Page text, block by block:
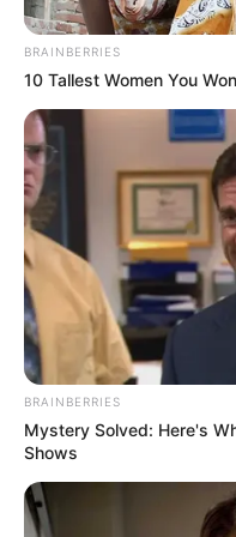
consumen los menores,
marca que no
BRAINBERRIES
10 Tallest Women You
BRAINBERRIES
Mystery Solved: Here's
Shows